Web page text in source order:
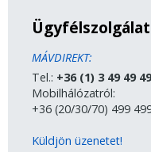
Ügyfélszolgálat
MÁVDIREKT:
Tel.: +36 (1) 3 49 49 49
Mobilhálózatról:
+36 (20/30/70) 499
Küldjön üzenetet!